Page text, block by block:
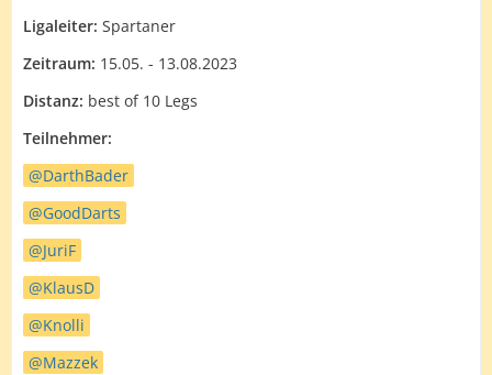
Ligaleiter: Spartaner
Zeitraum: 15.05. - 13.08.2023
Distanz: best of 10 Legs
Teilnehmer:
DarthBader
GoodDarts
JuriF
KlausD
Knolli
Mazzek